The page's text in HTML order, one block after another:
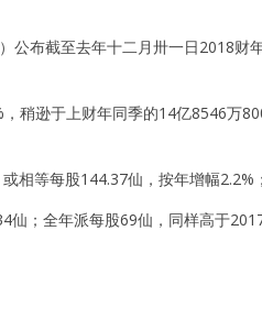
公布截至去年十二月卅一日2018
稍逊于上财年同季的14亿8546万
相等每股144.37仙，按年增幅2.2%
；全年派每股69仙，同样高于